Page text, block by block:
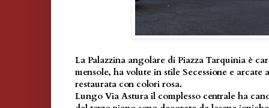
La Palazzina angolare di Piazza Tarquinia è
mensole, ha volute in stile Secessione e arcate
restaurata con colori rosa.
Lungo Via Astura il complesso centrale ha